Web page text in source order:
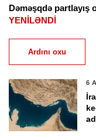
Dəməşqdə partlayış
YENİLƏNDİ
Ardını oxu
6